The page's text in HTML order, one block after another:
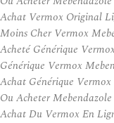
Achat Vermox Original
Moins Cher Vermox
Acheté Générique
Générique Vermox
Achat Générique
Ou Acheter
Achat Du Vermox En